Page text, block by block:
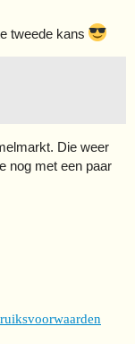
tweede kans
Die weer
nog met een paar